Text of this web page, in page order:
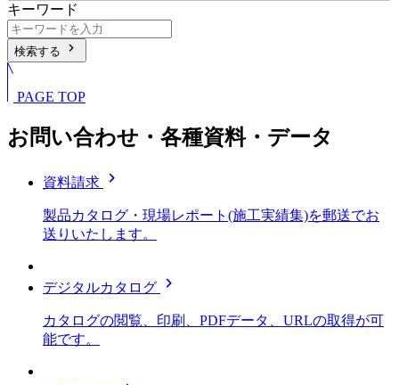
キーワード
検索する chevron_right
PAGE TOP
お問い合わせ・各種資料・データ
資料請求 chevron_right
製品カタログ・現場レポート(施工実績集)を郵送でお
送りいたします。
デジタルカタログ chevron_right
カタログの閲覧、印刷、PDFデータ、URLの取得が可
能です。